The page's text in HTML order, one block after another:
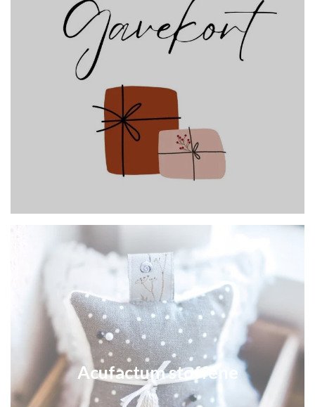
Acufactum stoffene